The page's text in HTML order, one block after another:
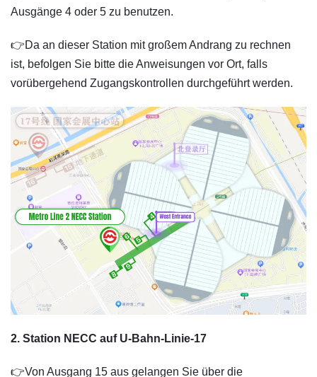
Ausgänge 4 oder 5 zu benutzen.
👉Da an dieser Station mit großem Andrang zu rechnen
ist, befolgen Sie bitte die Anweisungen vor Ort, falls
vorübergehend Zugangskontrollen durchgeführt werden.
2. Station NECC auf U-Bahn-Linie-17
👉Von Ausgang 15 aus gelangen Sie über die